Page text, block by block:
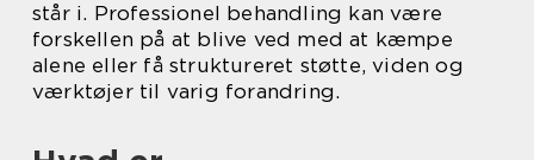
står i. Professionel behandling kan være
forskellen på at blive ved med at kæmpe
alene eller få struktureret støtte, viden og
værktøjer til varig forandring.